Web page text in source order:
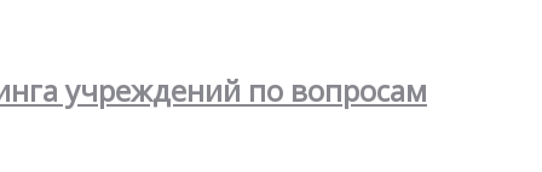
учреждений по вопросам